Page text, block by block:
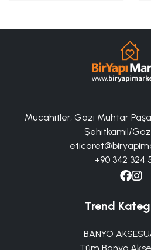
Mücahitler, Gazi Muhtar Paşa
Şehitkamil/
+90 342 324
Trend
BANYO
Tüm Banyo